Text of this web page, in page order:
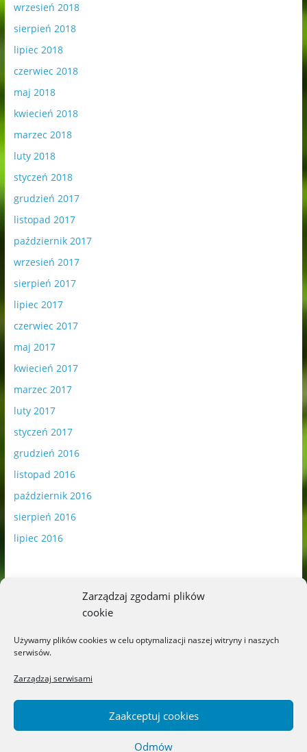
Zarządzaj zgodami plików
cookie
Używamy plików cookies w celu optymalizacji naszej witryny i naszych
serwisów.
Zarządzaj serwisami
Zaakceptuj cookies
Odmów
wrzesień 2018
sierpień 2018
lipiec 2018
czerwiec 2018
maj 2018
kwiecień 2018
marzec 2018
luty 2018
styczeń 2018
grudzień 2017
listopad 2017
październik 2017
wrzesień 2017
sierpień 2017
lipiec 2017
czerwiec 2017
maj 2017
kwiecień 2017
marzec 2017
luty 2017
styczeń 2017
grudzień 2016
listopad 2016
październik 2016
sierpień 2016
lipiec 2016